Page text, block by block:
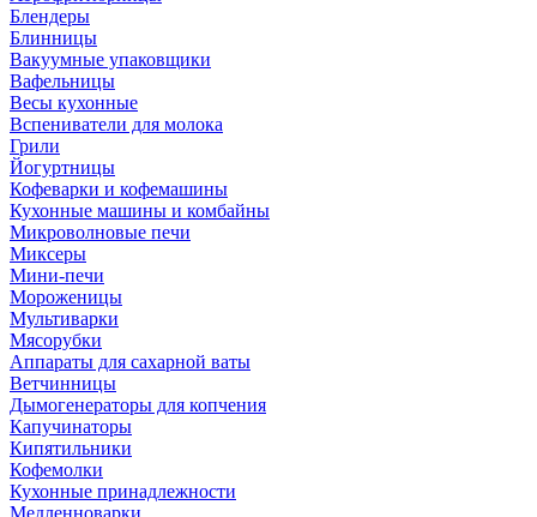
Блендеры
Блинницы
Вакуумные упаковщики
Вафельницы
Весы кухонные
Вспениватели для молока
Грили
Йогуртницы
Кофеварки и кофемашины
Кухонные машины и комбайны
Микроволновые печи
Миксеры
Мини-печи
Мороженицы
Мультиварки
Мясорубки
Аппараты для сахарной ваты
Ветчинницы
Дымогенераторы для копчения
Капучинаторы
Кипятильники
Кофемолки
Кухонные принадлежности
Медленноварки